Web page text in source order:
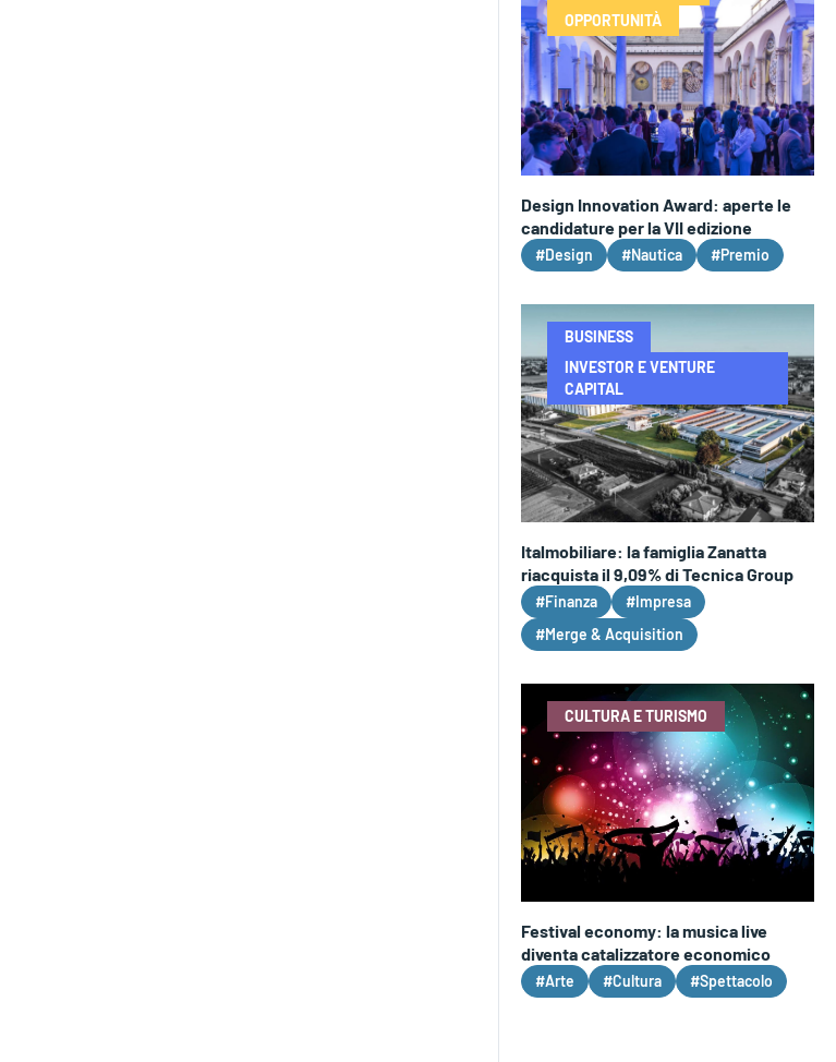
OPPORTUNITÀ
Design Innovation Award: aperte le
candidature per la VII edizione
#Design #Nautica #Premio
BUSINESS
INVESTOR E VENTURE
CAPITAL
Italmobiliare: la famiglia Zanatta
riacquista il 9,09% di Tecnica Group
#Finanza
#Impresa
#Merge & Acquisition
CULTURA E TURISMO
Festival economy: la musica live
diventa catalizzatore economico
#Arte #Cultura #Spettacolo